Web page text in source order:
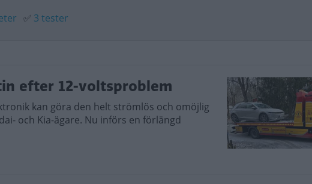
✅ 3 tester
efter 12-voltsproblem
kan göra den helt strömlös och omöjlig
och Kia-ägare. Nu införs en förlängd